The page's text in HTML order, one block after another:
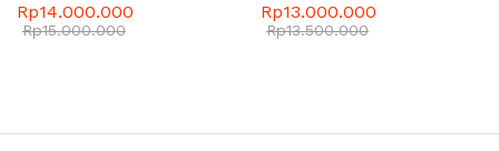
Rp14.000.000
Rp15.000.000
Rp13.000.000
Rp13.500.000